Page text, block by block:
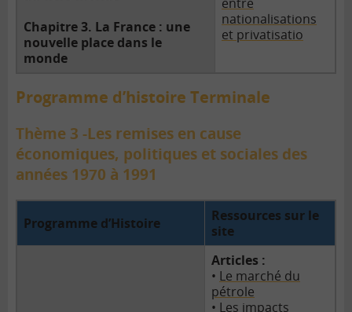
Chapitre 3. La France : une
nouvelle place dans le
monde
nationalisations
et privatisatio
Programme d’histoire Terminale
Thème 3 -Les remises en cause
économiques, politiques et sociales des
années 1970 à 1991
Programme d’Histoire
Ressources sur le
site
Articles :
• Le marché du
pétrole
• Les impacts